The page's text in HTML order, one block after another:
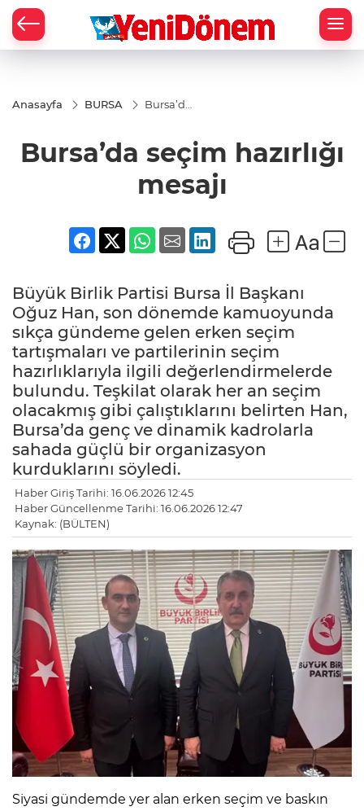
Anasayfa BURSA
Bursa’da
Bursa’da seçim hazırlığı
mesajı
Büyük Birlik Partisi Bursa İl Başkanı
Oğuz Han, son dönemde kamuoyunda
sıkça gündeme gelen erken seçim
tartışmaları ve partilerinin seçim
hazırlıklarıyla ilgili değerlendirmelerde
bulundu. Teşkilat olarak her an seçim
olacakmış gibi çalıştıklarını belirten Han,
Bursa’da genç ve dinamik kadrolarla
sahada güçlü bir organizasyon
kurduklarını söyledi.
Haber Giriş Tarihi: 16.06.2026 12:45
Haber Güncellenme Tarihi: 16.06.2026 12:47
Kaynak: (BÜLTEN)
Siyasi gündemde yer alan erken seçim ve baskın